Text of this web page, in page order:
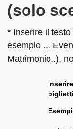
(solo
* Inserire il
esempio ...
Matrimonio..),